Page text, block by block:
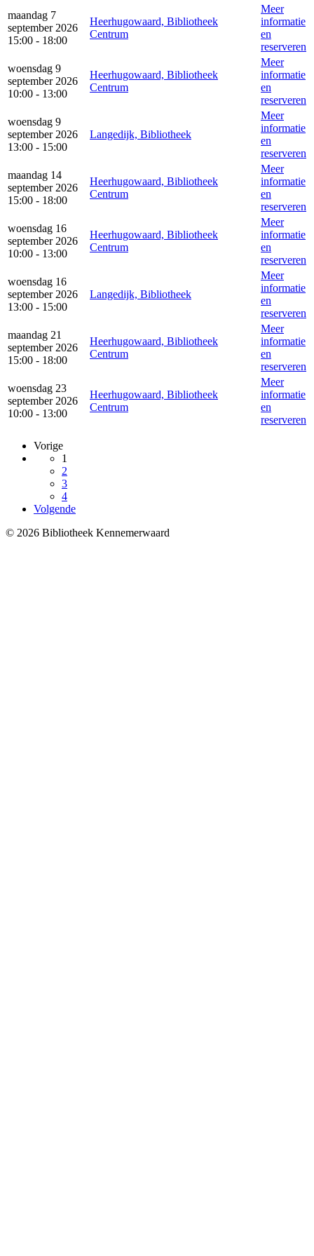
maandag 7
september 2026
15:00 - 18:00
Heerhugowaard, Bibliotheek
Centrum
Meer
informatie
en
reserveren
woensdag 9
september 2026
10:00 - 13:00
Heerhugowaard, Bibliotheek
Centrum
Meer
informatie
en
reserveren
woensdag 9
september 2026
13:00 - 15:00
Langedijk, Bibliotheek
Meer
informatie
en
reserveren
maandag 14
september 2026
15:00 - 18:00
Heerhugowaard, Bibliotheek
Centrum
Meer
informatie
en
reserveren
woensdag 16
september 2026
10:00 - 13:00
Heerhugowaard, Bibliotheek
Centrum
Meer
informatie
en
reserveren
woensdag 16
september 2026
13:00 - 15:00
Langedijk, Bibliotheek
Meer
informatie
en
reserveren
maandag 21
september 2026
15:00 - 18:00
Heerhugowaard, Bibliotheek
Centrum
Meer
informatie
en
reserveren
woensdag 23
september 2026
10:00 - 13:00
Heerhugowaard, Bibliotheek
Centrum
Meer
informatie
en
reserveren
Vorige
1
2
3
4
Volgende
© 2026 Bibliotheek Kennemerwaard